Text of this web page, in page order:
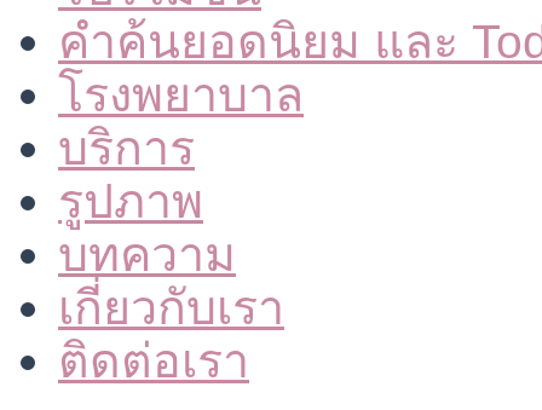
คำค้นยอดนิยม และ
โรงพยาบาล
บริการ
รูปภาพ
บทความ
เกี่ยวกับเรา
ติดต่อเรา